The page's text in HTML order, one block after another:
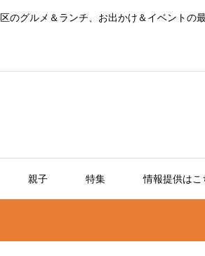
グルメ＆ランチ、お出かけ＆イベントの
親子 特集 情報提供はこ